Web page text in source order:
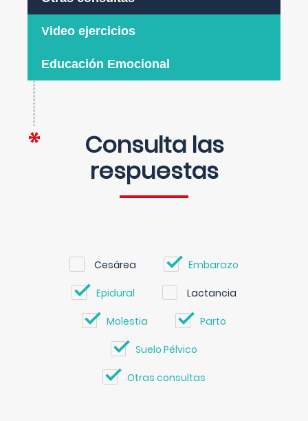
Video ejercicios
Educación Emocional
Consulta las
respuestas
Cesárea Embarazo
Epidural Lactancia
Molestia Parto
Suelo Pélvico
Otras consultas